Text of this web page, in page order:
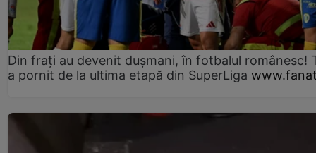
Din frați au devenit dușmani, în fotbalul românesc!
a pornit de la ultima etapă din SuperLiga